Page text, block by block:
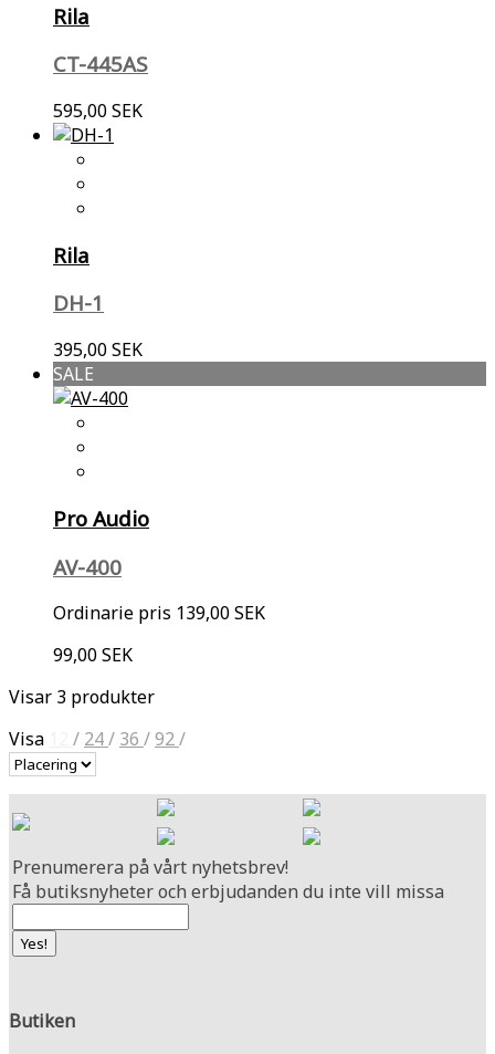
Rila
CT-445AS
595,00 SEK
Rila
DH-1
395,00 SEK
SALE
Pro Audio
AV-400
Ordinarie pris 139,00 SEK
99,00 SEK
Visar 3 produkter
Visa
/ 24/ 36 /92/
Prenumerera på vårt nyhetsbrev!
Få butiksnyheter och erbjudanden du inte vill missa
Butiken